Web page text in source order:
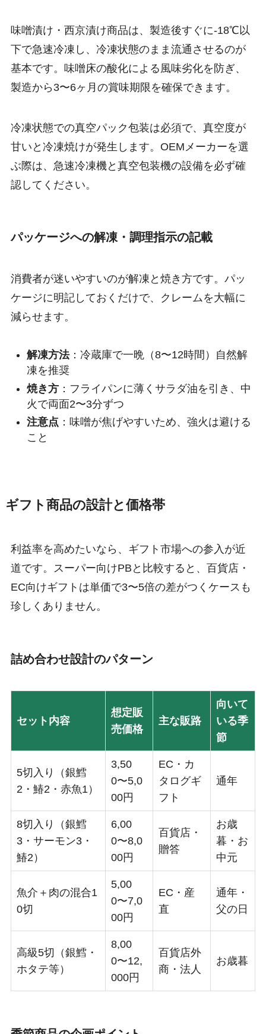
味噌漬け・西京漬け商品は、製造後すぐに-18℃以
下で急速冷凍し、冷凍状態のまま流通させるのが
基本です。味噌床の酸化による風味劣化を防ぎ、
製造から3〜6ヶ月の賞味期限を確保できます。
冷凍状態での真空パック包装は必須で、真空度が
甘いと冷凍焼けが発生します。OEMメーカーを選
ぶ際は、急速冷凍機と真空包装機の設備を必ず確
認してください。
パッケージへの解凍・調理指示の記載
消費者が迷いやすいのが解凍と焼き方です。パッ
ケージに明記しておくだけで、クレームを大幅に
減らせます。
解凍方法：冷蔵庫で一晩（8〜12時間）自然解
凍を推奨
焼き方：フライパンに薄くサラダ油を引き、中
火で両面2〜3分ずつ
注意点 ：味噌が焦げやすいため、強火は避ける
こと
ギフト商品の設計と価格帯
利益率を高めたいなら、ギフト市場への参入が近
道です。スーパー向けPBと比較すると、百貨店・
EC向けギフトは単価で3〜5倍の差がつくケースも
珍しくありません。
詰め合わせ設計のパターン
セット内容
想定販
売価格
主な販路
向いて
いる季
節
5切入り（銀鱈
2・鰆2・赤魚1）
3,50
0〜5,0
00円
EC・カ
タログギ
フト
通年
8切入り（銀鱈
3・サーモン3・
鰆2）
6,00
0〜8,0
00円
百貨店・
贈答
お歳
暮・お
中元
魚介＋肉の混合1
0切
5,00
0〜7,0
00円
EC・産
直
通年・
父の日
高級5切（銀鱈・
ホタテ等）
8,00
0〜12,
000円
百貨店外
商・法人
お歳暮